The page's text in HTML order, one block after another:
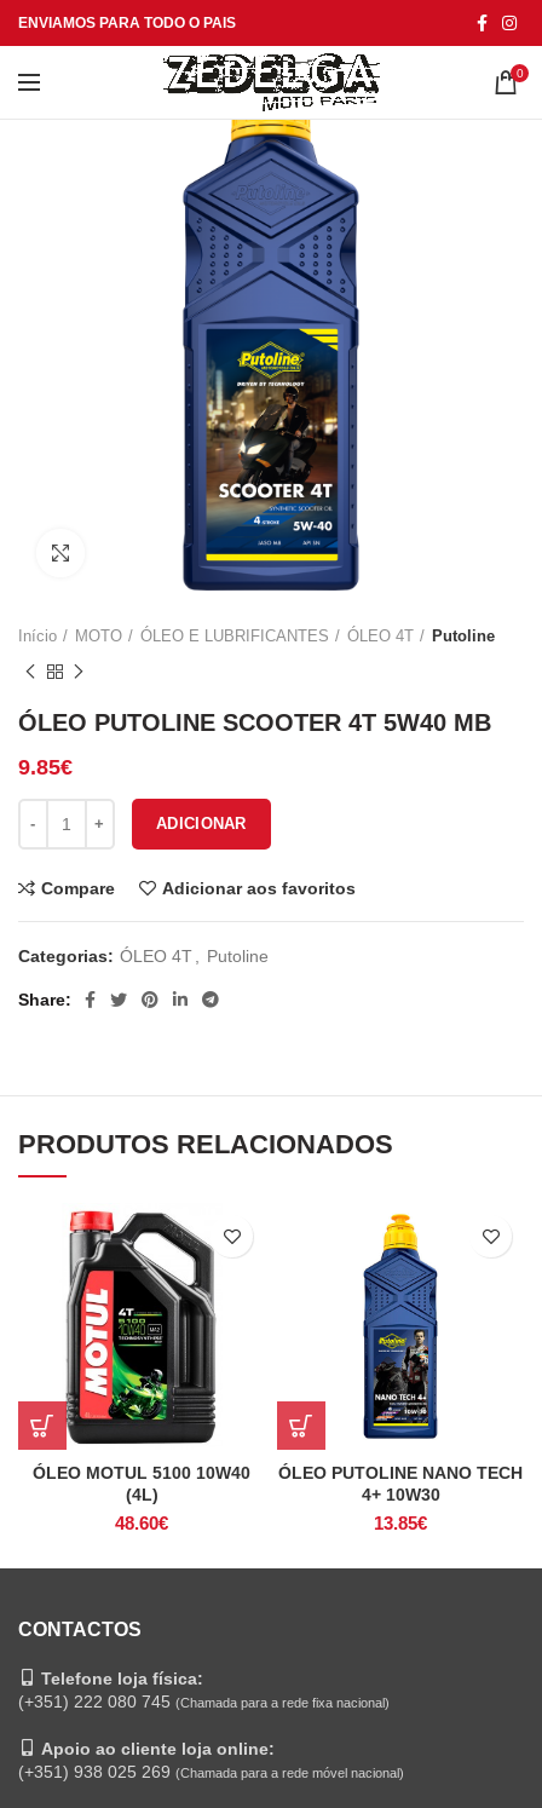
ENVIAMOS PARA TODO O PAIS
0
Click to enlarge
Início MOTO ÓLEO E LUBRIFICANTES ÓLEO 4T Putoline
ÓLEO PUTOLINE SCOOTER 4T 5W40 MB
9.85€
ADICIONAR
Compare Adicionar aos favoritos
Categorias: ÓLEO 4T Putoline
Share
PRODUTOS RELACIONADOS
ÓLEO MOTUL 5100 10W40
(4L)
48.60€
ÓLEO PUTOLINE NANO TECH
4+ 10W30
13.85€
CONTACTOS
Telefone loja física:
(+351) 222 080 745 (Chamada para a rede fixa nacional)
Apoio ao cliente loja online:
(+351) 938 025 269 (Chamada para a rede móvel nacional)